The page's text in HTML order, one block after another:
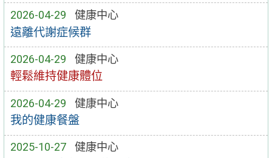
2026-04-29 健康中心
遠離代謝症候群
2026-04-29 健康中心
輕鬆維持健康體位
2026-04-29 健康中心
我的健康餐盤
2025-10-27 健康中心